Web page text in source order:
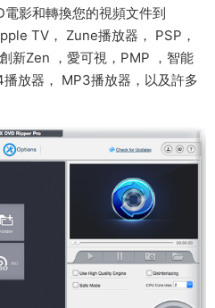
電影和轉換您的視頻文件到
TV， Zune播放器， PSP，
新Zen ，愛可視，PMP ，智能
放器， MP3播放器，以及許多